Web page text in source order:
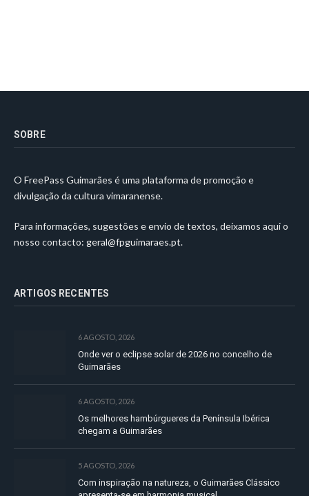
SOBRE
O FreePass Guimarães é uma plataforma de promoção e
divulgação da cultura vimaranense.
Para informações, sugestões e envio de textos, deixamos aqui o
nosso contacto: geral@fpguimaraes.pt.
ARTIGOS RECENTES
6 AGOSTO, 2026
Onde ver o eclipse solar de 2026 no concelho de
Guimarães
6 AGOSTO, 2026
Os melhores hambúrgueres da Península Ibérica
chegam a Guimarães
5 AGOSTO, 2026
Com inspiração na natureza, o Guimarães Clássico